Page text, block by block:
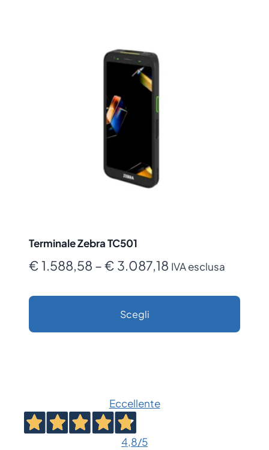
Terminale Zebra TC501
€ 1.588,58 –€ 3.087,18 Fascia
IVA esclusa
Scegli
Le
opzioni
Eccellente
4,8/5